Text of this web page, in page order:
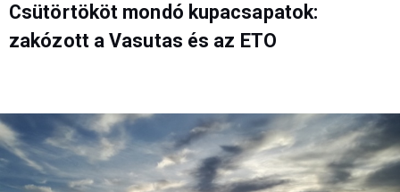
Csütörtököt mondó kupacsapatok:
zakózott a Vasutas és az ETO